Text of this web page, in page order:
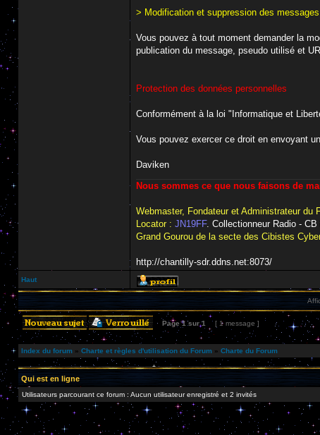
> Modification et suppression des messages
Vous pouvez à tout moment demander la
publication du message, pseudo utilisé et
Protection des données personnelles
Conformément à la loi "Informatique et
Vous pouvez exercer ce droit en envoyant
Daviken
Nous sommes ce que nous faisons de
Webmaster, Fondateur et Administrateur du
Locator : JN19FF. Collectionneur Radio -
Grand Gourou de la secte des Cibistes
http://chantilly-sdr.ddns.net:8073/
Haut
Page1 sur1 [ 1 message ]
Index du forum » Charte et règles d'utilisation du Forum » Charte du Forum
Qui est en ligne
Utilisateurs parcourant ce forum : Aucun utilisateur enregistré et 2 invités